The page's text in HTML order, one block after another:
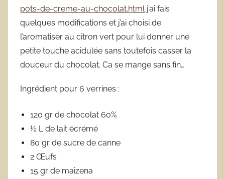
pots-de-creme-au-chocolat.html j’ai fais
quelques modifications et j’ai choisi de
l’aromatiser au citron vert pour lui donner une
petite touche acidulée sans toutefois casser la
douceur du chocolat. Ca se mange sans fin…
Ingrédient pour 6 verrines :
120 gr de chocolat 60%
½ L de lait écrémé
80 gr de sucre de canne
2 Œufs
15 gr de maizena